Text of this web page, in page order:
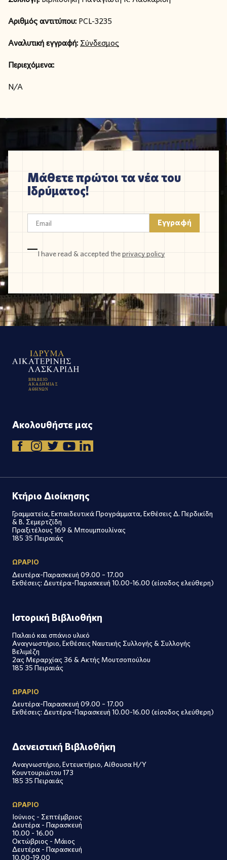
Αριθμός αντιτύπου: PCL-3235
Αναλυτική εγγραφή: Σύνδεσμος
Περιεχόμενα:
N/A
Μάθετε πρώτοι τα νέα του
Ιδρύματος!
I have read & accepted theprivacy policy
ΒΡΑΒΕΙΟ
ΑΚΑΔΗΜΙΑ Σ
Α ΘΗΝΩΝ
Ακολουθήστε μας
Κτήριο Διοίκησης
Γραμματεία, Εκπαιδευτικά Προγράμματα, Εκθέσεις Δ. Περδικίδη
& Β. Σεμερτζίδη
Πραξιτέλους 169 & Μπουμπουλίνας
185 35 Πειραιάς
ΩΡΑΡΙΟ
Δευτέρα-Παρασκευή 09.00 – 17.00
Εκθέσεις: Δευτέρα-Παρασκευή 10.00-16.00 (είσοδος ελεύθερη)
Ιστορική Βιβλιοθήκη
Παλαιό και σπάνιο υλικό
Αναγνωστήριο, Εκθέσεις Ναυτικής Συλλογής & Συλλογής
Βελιμέζη
2ας Μεραρχίας 36 & Ακτής Μουτσοπούλου
185 35 Πειραιάς
ΩΡΑΡΙΟ
Δευτέρα-Παρασκευή 09.00 – 17.00
Εκθέσεις: Δευτέρα-Παρασκευή 10.00-16.00 (είσοδος ελεύθερη)
Δανειστική Βιβλιοθήκη
Αναγνωστήριο, Εντευκτήριο, Αίθουσα Η/Υ
Κουντουριώτου 173
185 35 Πειραιάς
ΩΡΑΡΙΟ
Ιούνιος - Σεπτέμβριος
Δευτέρα - Παρασκευή
10.00 - 16.00
Οκτώβριος - Μάιος
Δευτέρα - Παρασκευή
10.00-19.00